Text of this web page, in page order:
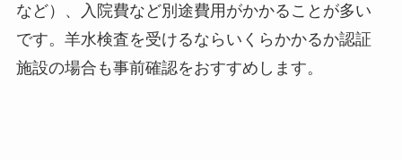
など）、入院費など別途費用がかかることが多い
です。羊水検査を受けるならいくらかかるか認証
施設の場合も事前確認をおすすめします。